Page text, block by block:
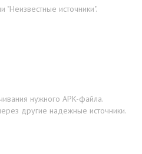
"Неизвестные источники".
нужного APK-файла.
другие надежные источники.